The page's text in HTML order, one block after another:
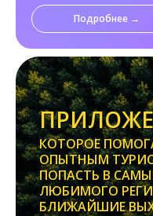
Подробнее →
КОТОРОЕ
ОПЫТНЫМ
ПОПАСТЬ В
ЛЮБИМОГО
БЛИЖАЙШИЕ